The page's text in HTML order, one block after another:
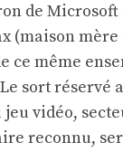
de Microsoft
(maison mère
ce même
sort réservé
vidéo,
reconnu,